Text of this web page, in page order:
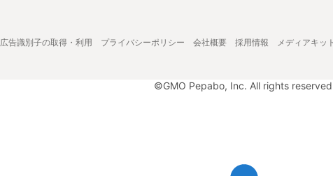
広告識別子の取得・利用 プライバシーポリシー 会社概要 採用情報 メディアキット
©GMO Pepabo, Inc. All rights